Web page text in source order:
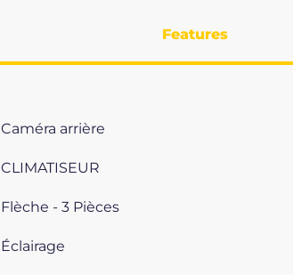
Features
Caméra arrière
CLIMATISEUR
Flèche - 3 Pièces
Éclairage